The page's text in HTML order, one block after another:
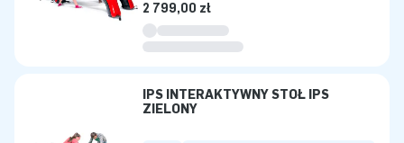
2 799,00 zł
IPS INTERAKTYWNY STÓŁ IPS
ZIELONY